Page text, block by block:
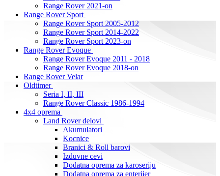
Range Rover 2021-on
Range Rover Sport
Range Rover Sport 2005-2012
Range Rover Sport 2014-2022
Range Rover Sport 2023-on
Range Rover Evoque
Range Rover Evoque 2011 - 2018
Range Rover Evoque 2018-on
Range Rover Velar
Oldtimer
Seria I, II, III
Range Rover Classic 1986-1994
4x4 oprema
Land Rover delovi
Akumulatori
Kocnice
Branici & Roll barovi
Izduvne cevi
Dodatna oprema za karoseriju
Dodatna oprema za enterijer